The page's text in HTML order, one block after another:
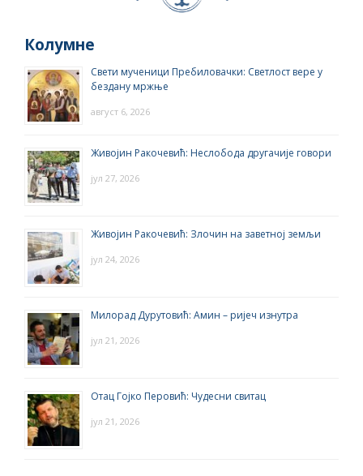
Колумне
Свети мученици Пребиловачки: Светлост вере у
бездану мржње
август 6, 2026
Живојин Ракочевић: Неслобода другачије говори
јул 27, 2026
Живојин Ракочевић: Злочин на заветној земљи
јул 24, 2026
Милорад Дурутовић: Амин – ријеч изнутра
јул 21, 2026
Отац Гојко Перовић: Чудесни свитац
јул 21, 2026